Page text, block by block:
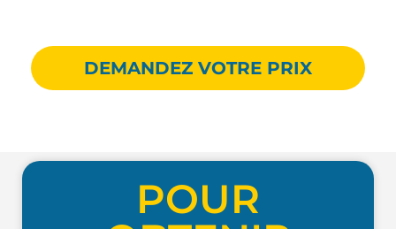
DEMANDEZ VOTRE PRIX
POUR